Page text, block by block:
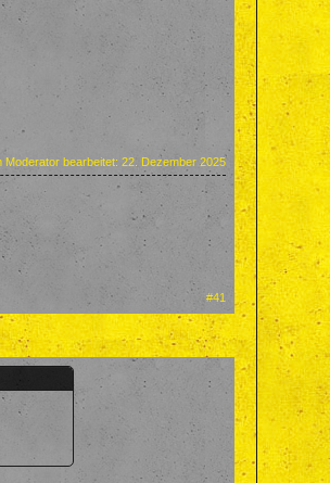
Moderator bearbeitet: 22. Dezember 2025
#41